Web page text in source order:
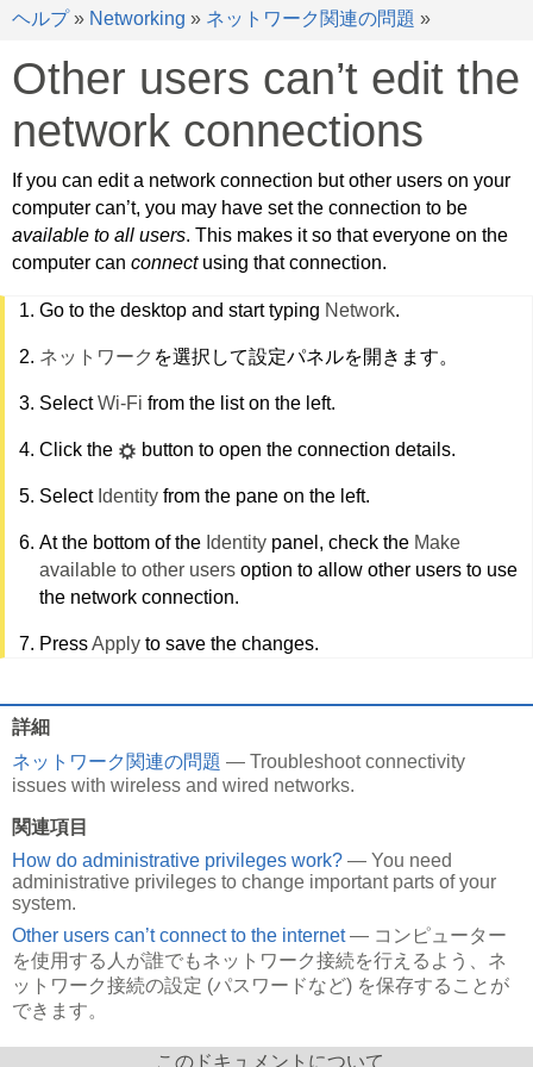
ヘルプ» Networking » ネットワーク関連の問題 »
Other users can’t edit the
network connections
If you can edit a network connection but other users on your
computer can’t, you may have set the connection to be
available to all users. This makes it so that everyone on the
computer can connectusing that connection.
Go to the desktop and start typing Network.
ネットワーク を選択して設定パネルを開きます。
SelectWi-Fi from the list on the left.
Click the button to open the connection details.
Select Identity from the pane on the left.
At the bottom of the Identity panel, check the Make
available to other users option to allow other users to use
the network connection.
PressApply to save the changes.
詳細
ネットワーク関連の問題 — Troubleshoot connectivity
issues with wireless and wired networks.
関連項目
How do administrative privileges work? — You need
administrative privileges to change important parts of your
system.
Other users can’t connect to the internet— コンピューター
を使用する人が誰でもネットワーク接続を行えるよう、ネ
ットワーク接続の設定 (パスワードなど) を保存することが
できます。
このドキュメントについて